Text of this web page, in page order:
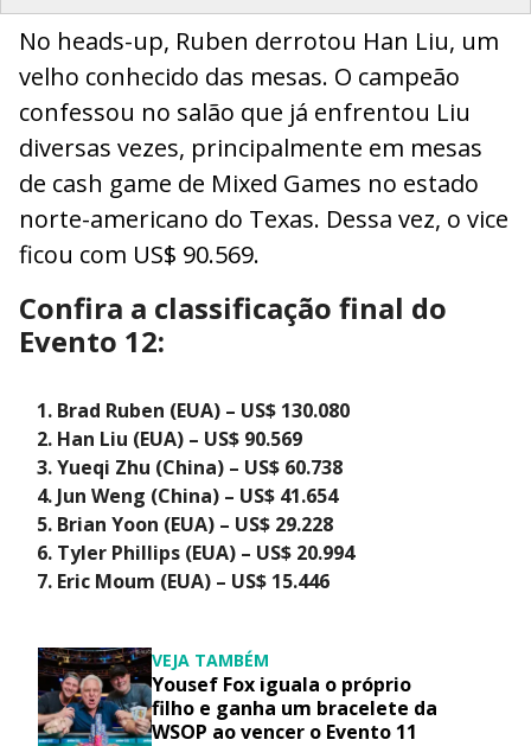
No heads-up, Ruben derrotou Han Liu, um
velho conhecido das mesas. O campeão
confessou no salão que já enfrentou Liu
diversas vezes, principalmente em mesas
de cash game de Mixed Games no estado
norte-americano do Texas. Dessa vez, o vice
ficou com US$ 90.569.
Confira a classificação final do
Evento 12:
Brad Ruben (EUA) – US$ 130.080
Han Liu (EUA) – US$ 90.569
Yueqi Zhu (China) – US$ 60.738
Jun Weng (China) – US$ 41.654
Brian Yoon (EUA) – US$ 29.228
Tyler Phillips (EUA) – US$ 20.994
Eric Moum (EUA) – US$ 15.446
VEJA TAMBÉM
Yousef Fox iguala o próprio
filho e ganha um bracelete da
WSOP ao vencer o Evento 11